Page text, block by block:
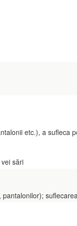
etc.), a sufleca
sări
pantalonilor);